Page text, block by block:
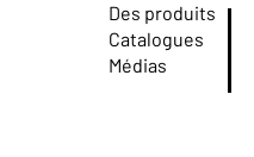
Des produits
Catalogues
Médias